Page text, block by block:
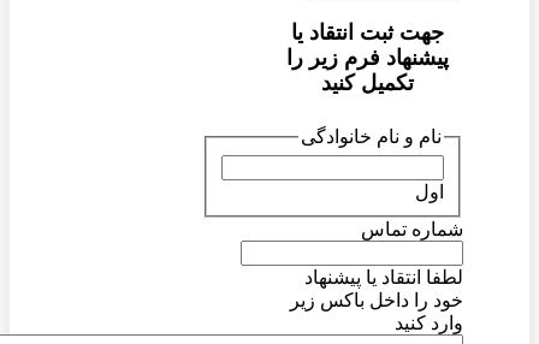
جهت ثبت انتقاد یا
پیشنهاد فرم زیر را
تکمیل کنید
نام و نام خانوادگی
شماره تماس
لطفا انتقاد یا پیشنهاد
خود را داخل باکس زیر
وارد کنید